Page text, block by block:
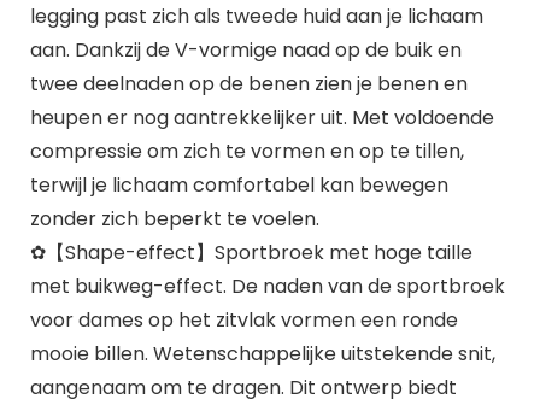
legging past zich als tweede huid aan je lichaam
aan. Dankzij de V-vormige naad op de buik en
twee deelnaden op de benen zien je benen en
heupen er nog aantrekkelijker uit. Met voldoende
compressie om zich te vormen en op te tillen,
terwijl je lichaam comfortabel kan bewegen
zonder zich beperkt te voelen.
✿【Shape-effect】Sportbroek met hoge taille
met buikweg-effect. De naden van de sportbroek
voor dames op het zitvlak vormen een ronde
mooie billen. Wetenschappelijke uitstekende snit,
aangenaam om te dragen. Dit ontwerp biedt